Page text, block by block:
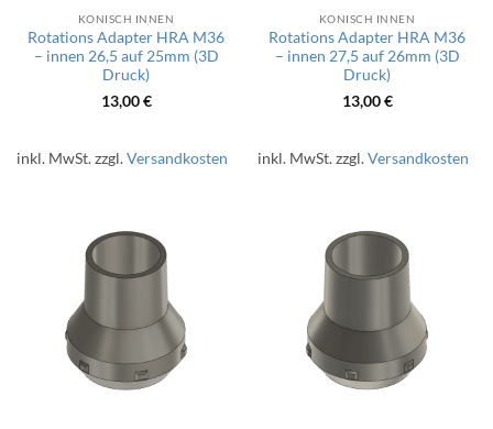
KONISCH INNEN
Rotations Adapter HRA M36
– innen 26,5 auf 25mm (3D
Druck)
13,00€
inkl. MwSt.zzgl.Versandkosten
KONISCH INNEN
Rotations Adapter HRA M36
– innen 27,5 auf 26mm (3D
Druck)
13,00€
inkl. MwSt.zzgl.Versandkosten